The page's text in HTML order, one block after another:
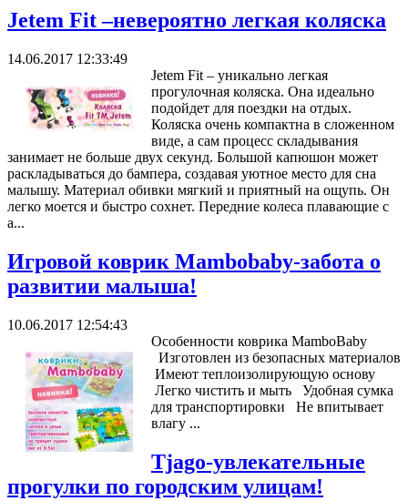
Jetem Fit –невероятно легкая коляска
14.06.2017 12:33:49
Jetem Fit – уникально легкая
прогулочная коляска. Она идеально
подойдет для поездки на отдых.
Коляска очень компактна в сложенном
виде, а сам процесс складывания
занимает не больше двух секунд. Большой капюшон может
раскладываться до бампера, создавая уютное место для сна
малышу. Материал обивки мягкий и приятный на ощупь. Он
легко моется и быстро сохнет. Передние колеса плавающие с
а...
Игровой коврик Mambobaby-забота о
развитии малыша!
10.06.2017 12:54:43
Особенности коврика MamboBaby
Изготовлен из безопасных материалов
Имеют теплоизолирующую основу
Легко чистить и мыть Удобная сумка
для транспортировки Не впитывает
влагу​ ...
Tjago-увлекательные
прогулки по городским улицам!